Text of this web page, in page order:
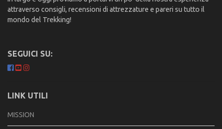
attraverso consigli, recensioni di attrezzature e pareri su tutto il
mondo del Trekking!
SEGUICI SU:
LINK UTILI
MISSION